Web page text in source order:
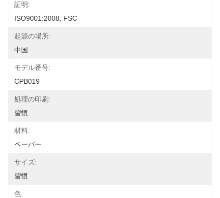
証明:
ISO9001:2008, FSC
起源の場所:
中国
モデル番号:
CPB019
処理の印刷:
習慣
材料:
ペーパー
サイズ:
習慣
色: